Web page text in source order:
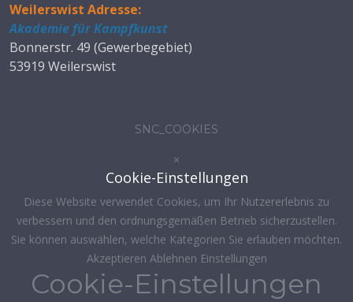
Weilerswist Adresse:
Akademie für Kampfkunst
Bonnerstr. 49 (Gewerbegebiet)
53919 Weilerswist
SNC_COOKIES
×
Cookie-Einstellungen
Diese Website verwendet Cookies, um Ihr Nutzererlebnis zu
verbessern und den ordnungsgemäßen Betrieb sicherzustellen.
Sie können auswählen, welche Kategorien Sie erlauben möchten.
Akzeptieren Ablehnen Einstellungen
Cookie-Einstellungen